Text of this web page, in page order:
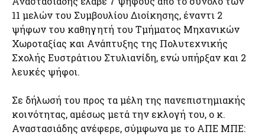
11 μελών του Συμβουλίου Διοίκησης, έναντι 2
ψήφων του καθηγητή του Τμήματος Μηχανικών
Χωροταξίας και Ανάπτυξης της Πολυτεχνικής
Σχολής Ευστράτιου Στυλιανίδη, ενώ υπήρξαν και 2
λευκές ψήφοι.
Σε δήλωσή του προς τα μέλη της πανεπιστημιακής
κοινότητας, αμέσως μετά την εκλογή του, ο κ.
Αναστασιάδης ανέφερε, σύμφωνα με το ΑΠΕ ΜΠΕ: